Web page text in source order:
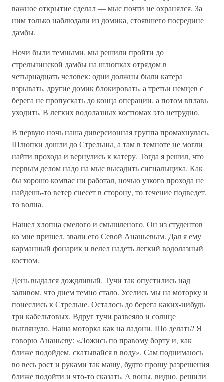
важное открытие сделал — мыс почти не охранялся. За
ним только наблюдали из домика, стоявшего посредине
дамбы.
Ночи были темными, мы решили пройти до
стрельнинской дамбы на шлюпках отрядом в
четырнадцать человек: одни должны были катера
взрывать, другие домик блокировать, а третьи немцев с
берега не пропускать до конца операции, а потом вплавь
уходить. В легких водолазных костюмах это нетрудно.
В первую ночь наша диверсионная группа промахнулась.
Шлюпки дошли до Стрельны, а там в темноте не могли
найти прохода и вернулись к катеру. Тогда я решил, что
первым делом надо на мыс высадить сигнальщика. Как
бы хорошо компас ни работал, ночью узкого прохода не
найдешь-то ветер снесет в сторону, то течение подведет,
то волна.
Нашел хлопца смелого и смышленого. Он из студентов
ко мне пришел, звали его Севой Ананьевым. Дал я ему
карманный фонарик и велел надеть легкий водолазный
костюм.
День выдался дождливый. Тучи так опустились над
заливом, что днем темно стало. Уселись мы на моторку и
понеслись к Стрельне. Осталось до берега каких-нибудь
три кабельтовых. Вдруг тучи развеяло и солнце
выглянуло. Наша моторка как на ладони. Шо делать? Я
говорю Ананьеву: «Ложись по правому борту и, как
ближе подойдем, скатывайся в воду». Сам поднимаюсь
во весь рост и руками так машу, будто прошу разрешения
ближе подойти и что-то сказать. А воны, видно, решили